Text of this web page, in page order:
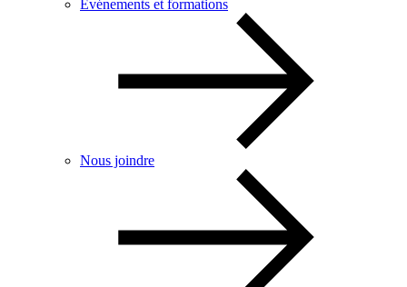
Événements et formations
Nous joindre